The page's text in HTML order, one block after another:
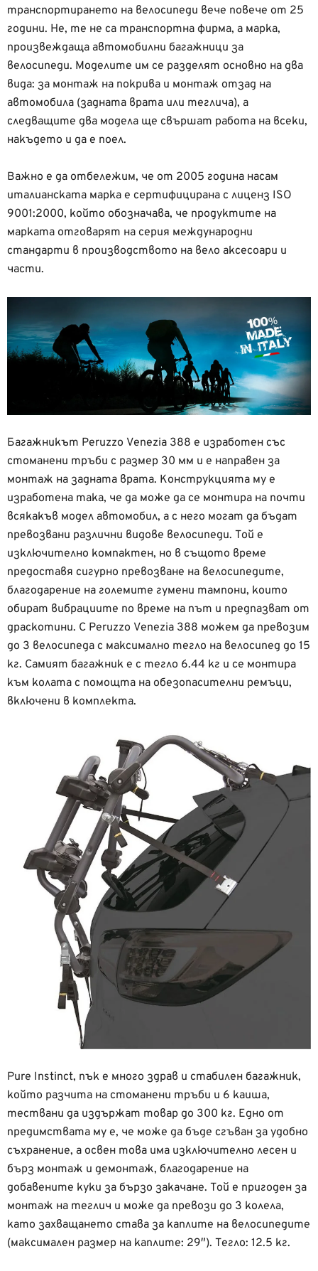
транспортирането на велосипеди вече повече от 25
години. Не, те не са транспортна фирма, а марка,
произвеждаща автомобилни багажници за
велосипеди. Моделите им се разделят основно на два
вида: за монтаж на покрива и монтаж отзад на
автомобила (задната врата или теглича), а
следващите два модела ще свършат работа на всеки,
накъдето и да е поел.
Важно е да отбележим, че от 2005 година насам
италианската марка е сертифицирана с лиценз ISO
9001:2000, който обозначава, че продуктите на
марката отговарят на серия международни
стандарти в производството на вело аксесоари и
части.
Багажникът Peruzzo Venezia 388 е изработен със
стоманени тръби с размер 30 мм и е направен за
монтаж на задната врата. Конструкцията му е
изработена така, че да може да се монтира на почти
всякакъв модел автомобил, а с него могат да бъдат
превозвани различни видове велосипеди. Той е
изключително компактен, но в същото време
предоставя сигурно превозване на велосипедите,
благодарение на големите гумени тампони, които
обират вибрациите по време на път и предпазват от
драскотини. С Peruzzo Venezia 388 можем да превозим
до 3 велосипеда с максимално тегло на велосипед до 15
кг. Самият багажник е с тегло 6.44 кг и се монтира
към колата с помощта на обезопасителни ремъци,
включени в комплекта.
Pure Instinct, пък е много здрав и стабилен багажник,
който разчита на стоманени тръби и 6 каиша,
тествани да издържат товар до 300 кг. Едно от
предимствата му е, че може да бъде сгъван за удобно
съхранение, а освен това има изключително лесен и
бърз монтаж и демонтаж, благодарение на
добавените куки за бързо закачане. Той е пригоден за
монтаж на теглич и може да превози до 3 колела,
като захващането става за каплите на велосипедите
(максимален размер на каплите: 29″). Тегло: 12.5 кг.